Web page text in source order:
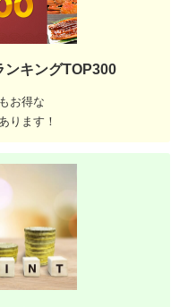
ンキングTOP300
お得な
ります！